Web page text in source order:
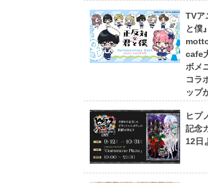
TVア
と僕
cafe
ボメ
コラ
ップ
ヒプ
記念
12日